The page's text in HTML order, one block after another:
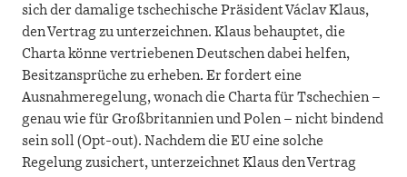
sich der damalige tschechische Präsident Václav Klaus,
den Vertrag zu unterzeichnen. Klaus behauptet, die
Charta könne vertriebenen Deutschen dabei helfen,
Besitzansprüche zu erheben. Er fordert eine
Ausnahmeregelung, wonach die Charta für Tschechien –
genau wie für Großbritannien und Polen – nicht bindend
sein soll (Opt-out). Nachdem die EU eine solche
Regelung zusichert, unterzeichnet Klaus den Vertrag